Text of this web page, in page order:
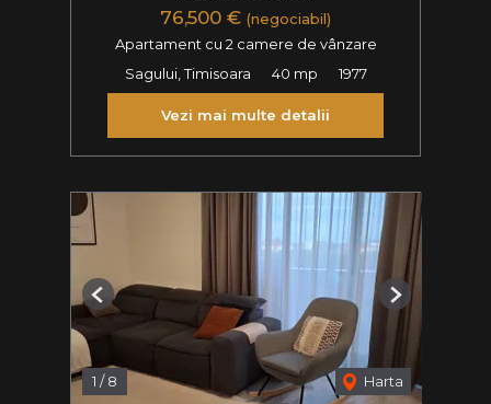
76,500 € (negociabil)
Apartament cu 2 camere de vânzare
Sagului, Timisoara
40 mp 1977
Vezi mai multe detalii
1 /8 Harta
Previous Next